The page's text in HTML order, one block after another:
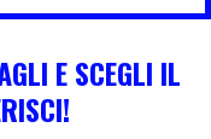
E SCEGLI IL